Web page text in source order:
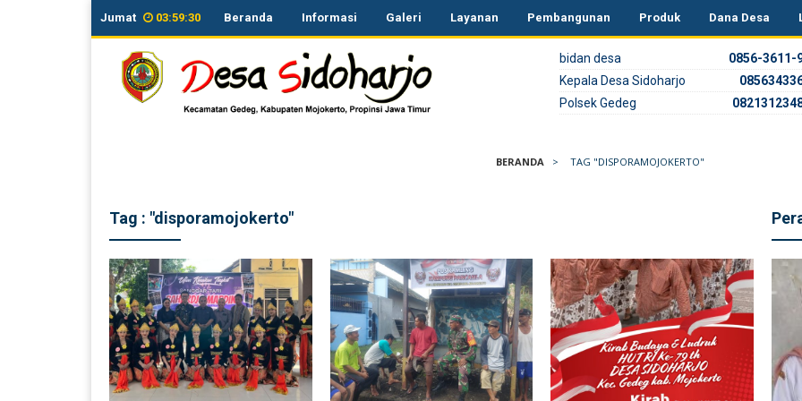
Jumat 03:59:30 Beranda Informasi Galeri Layanan Pembangunan Produk Dana Desa
0856-3611-983
Kepala Desa Sidoharjo
08563433611
082131234886
KORAMIL Gedeg bidan desa
0856-3611-
Kepala Desa Sidoharjo
Polsek Gedeg
BERANDA > TAG "DISPORAMOJOKERTO"
Tag : "disporamojokerto"